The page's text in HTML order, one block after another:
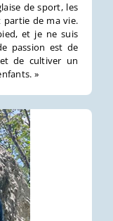
de sport, les
de ma vie.
et je ne suis
passion est de
de cultiver un
»